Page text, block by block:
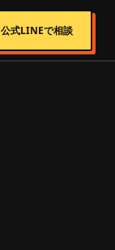
公式LINEで相談